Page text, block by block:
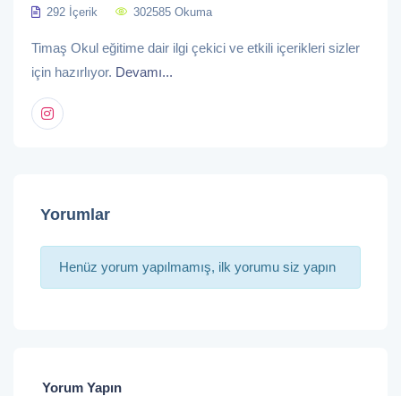
292 İçerik 302585 Okuma
Timaş Okul eğitime dair ilgi çekici ve etkili içerikleri sizler
için hazırlıyor. Devamı...
Yorumlar
Henüz yorum yapılmamış, ilk yorumu siz yapın
Yorum Yapın